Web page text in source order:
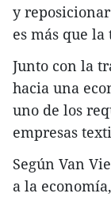
y
es más que
Junto con la
hacia una
uno de los
empresas
Según Van
a la